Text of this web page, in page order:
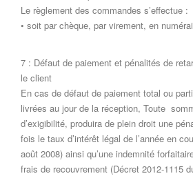
Le règlement des commandes s’effectue :
• soit par chèque, par virement, en
7 : Défaut de paiement et pénalités de
le client
En cas de défaut de paiement total ou
livrées au jour de la réception, Toute
d’exigibilité, produira de plein droit une
fois le taux d’intérêt légal de l’année en
août 2008) ainsi qu’une indemnité
frais de recouvrement (Décret 2012-1115